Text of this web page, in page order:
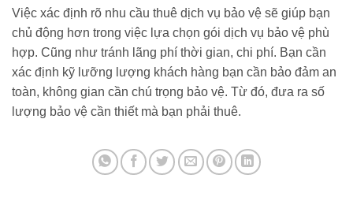
Việc xác định rõ nhu cầu thuê dịch vụ bảo vệ sẽ giúp bạn
chủ động hơn trong việc lựa chọn gói dịch vụ bảo vệ phù
hợp. Cũng như tránh lãng phí thời gian, chi phí. Bạn cần
xác định kỹ lưỡng lượng khách hàng bạn cần bảo đảm an
toàn, không gian cần chú trọng bảo vệ. Từ đó, đưa ra số
lượng bảo vệ cần thiết mà bạn phải thuê.